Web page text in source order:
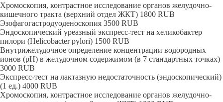
Хромоскопия, контрастное исследование органов желудочно-
кишечного тракта (верхний отдел ЖКТ) 1800 RUB
Эзофагогастродуоденоскопия 3500 RUB
Эндоскопический уреазный экспресс-тест на хеликобактер
пилори (Helicobacter pylori) 1500 RUB
Внутрижелудочное определение концентрации водородных
ионов (pH) в желудочном содержимом (в 7 стандартных точках)
3000 RUB
Экспресс-тест на лактазную недостаточность (эндоскопический)
(1 ед.) 4000 RUB
Хромоскопия, контрастное исследование органов желудочно-